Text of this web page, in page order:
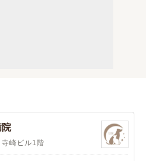
院
崎ビル1階